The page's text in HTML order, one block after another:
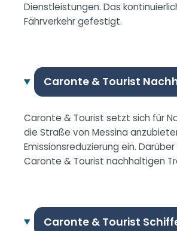
Dienstleistungen. Das
Fährverkehr gefestigt.
Caronte & Tourist
Caronte & Tourist setzt sich für
die Straße von Messina
Emissionsreduzierung ein.
Caronte & Tourist nachhaltigen
Caronte & Tourist